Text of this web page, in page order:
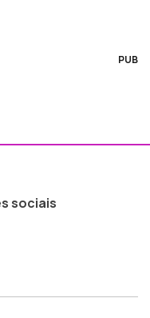
PUB
sociais
ao